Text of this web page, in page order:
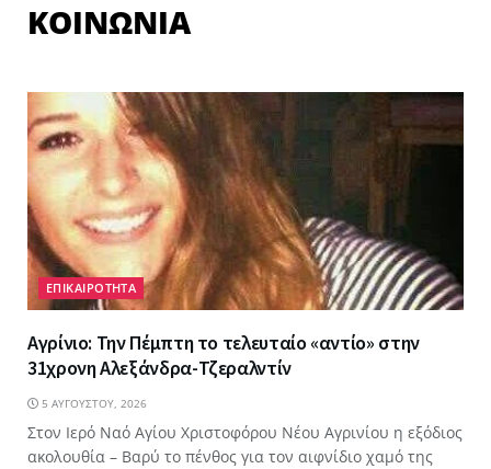
ΚΟΙΝΩΝΙΑ
ΕΠΙΚΑΙΡΟΤΗΤΑ
Αγρίνιο: Την Πέμπτη το τελευταίο «αντίο» στην
31χρονη Αλεξάνδρα-Τζεραλντίν
5 ΑΥΓΟΎΣΤΟΥ, 2026
Στον Ιερό Ναό Αγίου Χριστοφόρου Νέου Αγρινίου η εξόδιος
ακολουθία – Βαρύ το πένθος για τον αιφνίδιο χαμό της